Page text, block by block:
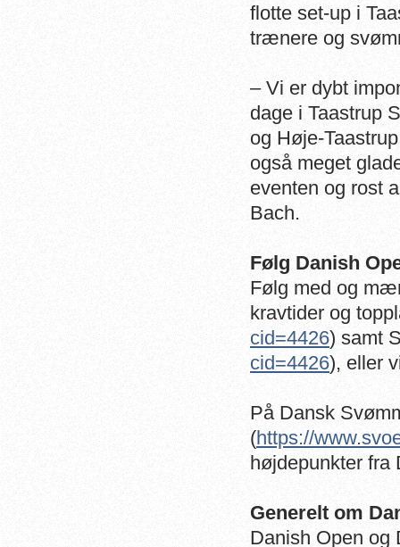
flotte set-up i
trænere og
– Vi er dybt
dage i Taastrup
og Høje-
også meget
eventen og rost
Bach.
Følg Danish
Følg med og
kravtider og
cid=4426) samt
cid=4426), eller
På Dansk
(https://
højdepunkter fra
Generelt om
Danish Open og